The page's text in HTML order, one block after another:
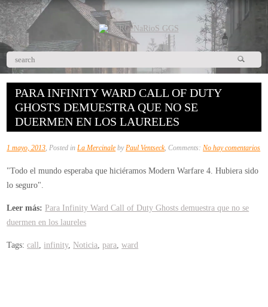
PARA INFINITY WARD CALL OF DUTY
GHOSTS DEMUESTRA QUE NO SE
DUERMEN EN LOS LAURELES
1 mayo, 2013, Posted inLa Mercinale byPaul Ventseck, Comments:No hay comentariosen
"Todo el mundo esperaba que hiciéramos Modern Warfare 4. Hubiera sido
lo seguro".
Leer más: Para Infinity Ward Call of Duty Ghosts demuestra que no se
duermen en los laureles
Tags:call , infinity, Noticia,para,ward